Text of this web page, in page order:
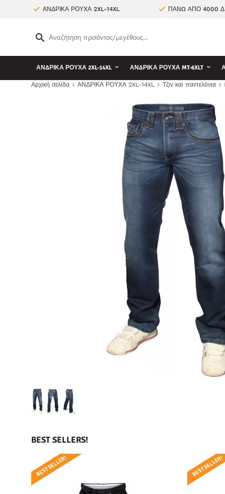
ΑΝΔΡΙΚΑ ΡΟΥΧΑ 2XL-14XL ΠΑΝΩ ΑΠΟ 4000
ΑΝΔΡΙΚΑ ΡΟΥΧΑ 2XL-14XL ΑΝΔΡΙΚΑ ΡΟΥΧΑ MT-6XLT
Αρχική σελίδα ΑΝΔΡΙΚΑ ΡΟΥΧΑ 2XL-14XL Τζιν και παντελόνια
BEST SELLERS!
BEST SELLER! BEST SELLER!